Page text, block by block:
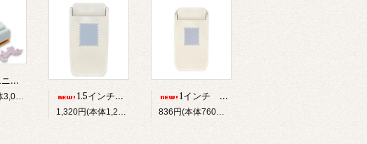
Unicorn(ユニコーン)・スリムロックラージSL4（Punch Bunch）
1.5インチ スタンプ・ストロングパンチ（DECOP）
1,320円(本体1,200円、税120円)
1インチ スタンプ・ストロングパンチ（DECOP）
836円(本体760円、税76円)